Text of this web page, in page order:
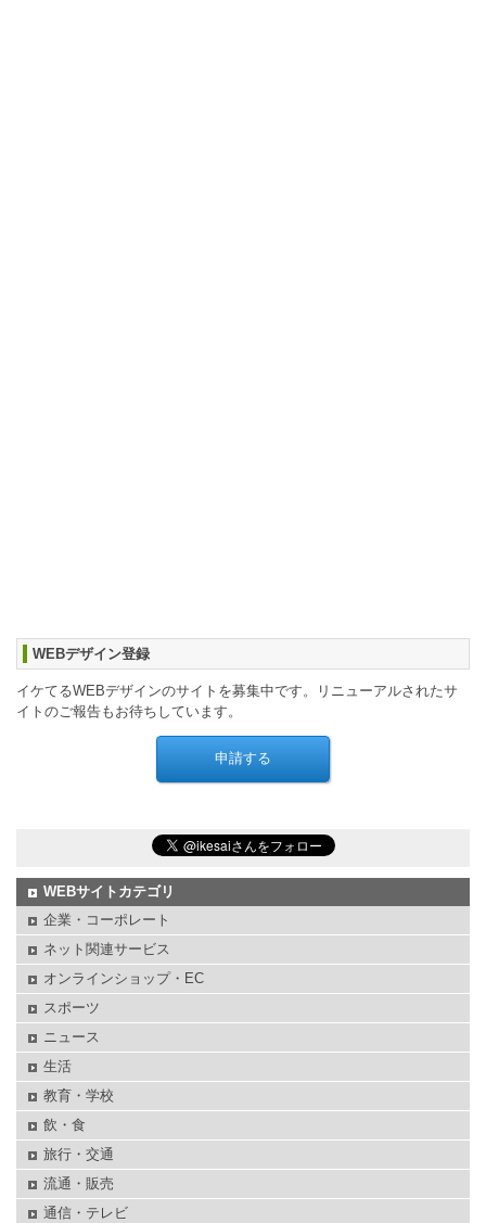
WEBデザイン登録
イケてるWEBデザインのサイトを募集中です。リニューアルされたサ
イトのご報告もお待ちしています。
WEBサイトカテゴリ
企業・コーポレート
ネット関連サービス
オンラインショップ・EC
スポーツ
ニュース
生活
教育・学校
飲・食
旅行・交通
流通・販売
通信・テレビ